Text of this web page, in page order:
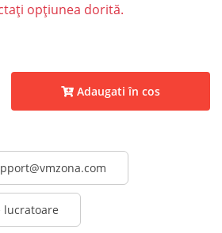
opțiunea dorită.
Adaugati în cos
lucratoare